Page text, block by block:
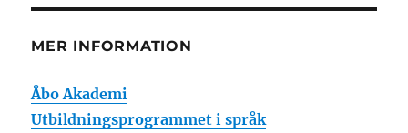
MER INFORMATION
Åbo Akademi
Utbildningsprogrammet i språk